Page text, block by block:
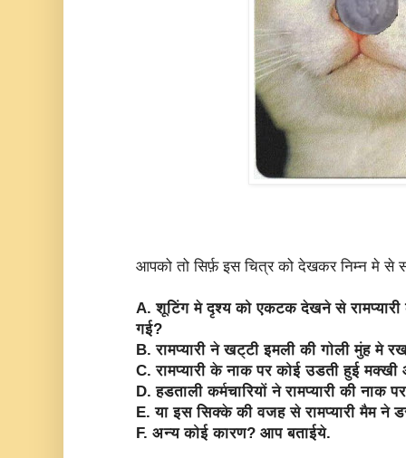
आपको तो सिर्फ़ इस चित्र को देखकर निम्न मे से
A. शूटिंग मे दृश्य को एकटक देखने से
गई?
B. रामप्यारी ने खट्टी इमली की गोली मुंह मे
C. रामप्यारी के नाक पर कोई उडती हुई
D. हडताली कर्मचारियों ने रामप्यारी की नाक
E. या इस सिक्के की वजह से रामप्यारी मैम
F. अन्य कोई कारण? आप बताईये.